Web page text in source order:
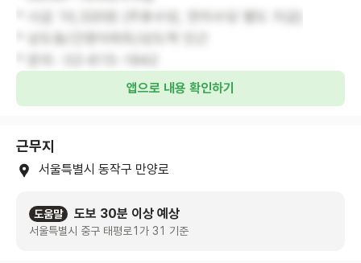
앱으로 내용 확인하기
근무지
서울특별시 동작구 만양로
도움말 도보 30분 이상 예상
서울특별시 중구 태평로1가 31 기준